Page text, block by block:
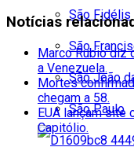
São Fidélis
São
São João
São Paulo
Notícias
Marco Rubio diz
a Venezuela.
Mortes
chegam a 58.
EUA lançam site
Capitólio.